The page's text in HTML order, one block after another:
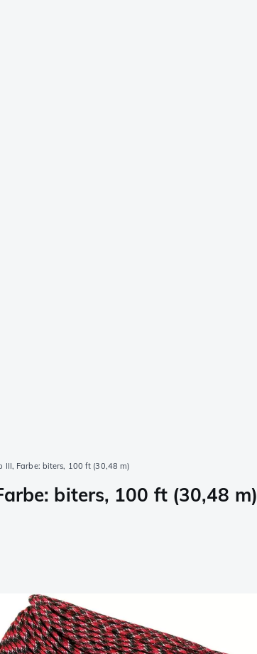
III, Farbe: biters, 100 ft (30,48 m)
biters, 100 ft (30,48 m)